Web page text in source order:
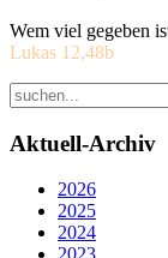
Wem viel gegeben
Lukas 12,48b
Aktuell-Archiv
2026
2025
2024